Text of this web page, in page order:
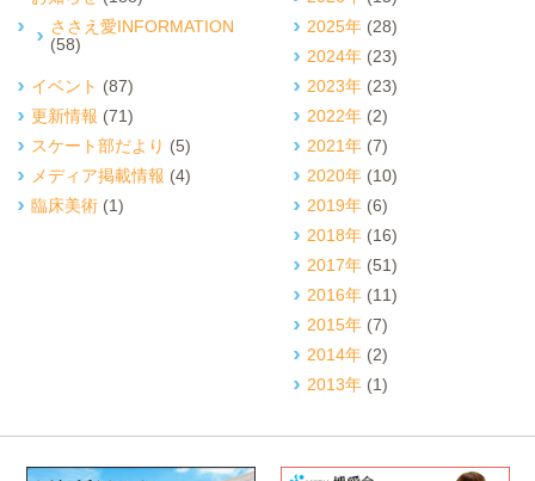
ささえ愛INFORMATION
(58)
イベント (87)
更新情報 (71)
スケート部だより (5)
メディア掲載情報 (4)
臨床美術 (1)
2025年 (28)
2024年 (23)
2023年 (23)
2022年 (2)
2021年 (7)
2020年 (10)
2019年 (6)
2018年 (16)
2017年 (51)
2016年 (11)
2015年 (7)
2014年 (2)
2013年 (1)